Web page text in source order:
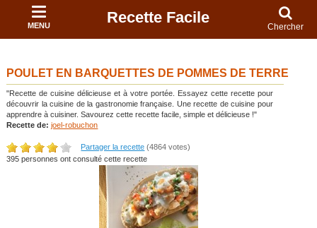
MENU Recette Facile
Chercher
POULET EN BARQUETTES DE POMMES DE TERRE
"Recette de cuisine délicieuse et à votre portée. Essayez cette recette pour
découvrir la cuisine de la gastronomie française. Une recette de cuisine pour
apprendre à cuisiner. Savourez cette recette facile, simple et délicieuse !"
Recette de: joel-robuchon
Partager la recette (4864 votes)
395 personnes ont consulté cette recette